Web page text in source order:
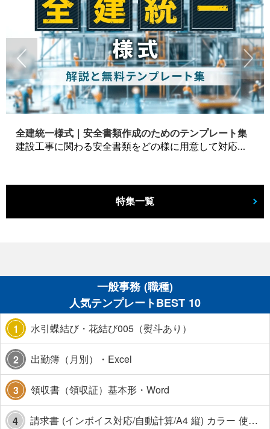
全建統一様式｜安全書類作成のためのテンプレート集
建設工事に関わる安全書類をどの様に用意して対応するか？関連書式テンプレートから書き方の注意点などの役立つコラムをbizoceanがお届けします。
特集一覧
一般事務 (職種)
人気テンプレートBEST 10
1 水引蝶結び・花結び005（熨斗あり）
2 出勤簿（月別）・Excel
3 領収書（領収証）基本形・Word
4 請求書 (インボイス対応/自動計算/A4 縦) カラー 使い方解説あり